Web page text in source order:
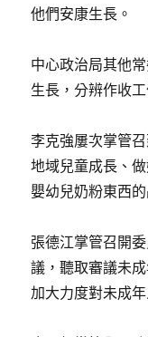
他們安康生長。
中心政治局其他
生長，分辨作收
李克強屢次掌管
地域兒童成長、
嬰幼兒奶粉東西
張德江掌管召開
議，聽取審議未
加大力度對未成